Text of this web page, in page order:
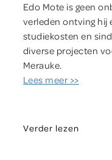
Edo Mote is geen
verleden ontving hij
studiekosten en
diverse projecten
Merauke.
Lees meer >>
Verder lezen